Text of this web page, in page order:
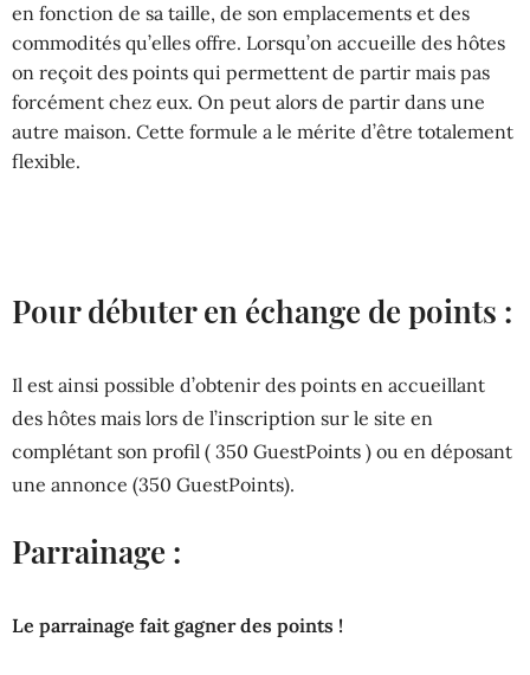
en fonction de sa taille, de son emplacements et des
commodités qu’elles offre. Lorsqu’on accueille des hôtes
on reçoit des points qui permettent de partir mais pas
forcément chez eux. On peut alors de partir dans une
autre maison. Cette formule a le mérite d’être totalement
flexible.
Pour débuter en échange de points :
Il est ainsi possible d’obtenir des points en accueillant
des hôtes mais lors de l’inscription sur le site en
complétant son profil ( 350 GuestPoints ) ou en déposant
une annonce (350 GuestPoints).
Parrainage :
Le parrainage fait gagner des points !